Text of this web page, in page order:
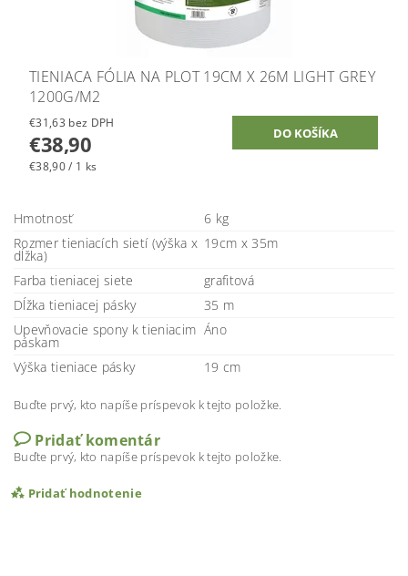
TIENIACA FÓLIA NA PLOT 19CM X 26M LIGHT GREY
1200G/M2
€31,63 bez DPH
€38,90
€38,90 / 1 ks
Hmotnosť
6 kg
Rozmer tieniacích sietí (výška x
dĺžka)
19cm x 35m
Farba tieniacej siete
grafitová
Dĺžka tieniacej pásky
35 m
Upevňovacie spony k tieniacim
páskam
Áno
Výška tieniace pásky 19 cm
Buďte prvý, kto napíše príspevok k tejto položke.
Pridať komentár
Buďte prvý, kto napíše príspevok k tejto položke.
Pridať hodnotenie